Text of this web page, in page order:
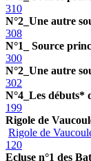
310
N°2_Une autre
308
N°1_ Source
300
N°2_Une autre
302
N°4_Les débuts*
199
Rigole de
Rigole de
120
Ecluse n°1 des